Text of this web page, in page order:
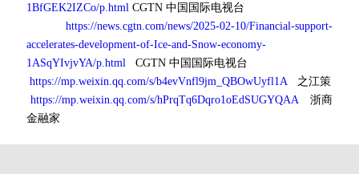
1BfGEK2IZCo/p.html CGTN 中国国际电视台
https://news.cgtn.com/news/2025-02-10/Financial-support-
accelerates-development-of-Ice-and-Snow-economy-
1ASqYIvjvYA/p.html
CGTN 中国国际电视台
https://mp.weixin.qq.com/s/b4evVnfl9jm_QBOwUyfl1A
之江策
https://mp.weixin.qq.com/s/hPrqTq6Dqro1oEdSUGYQAA
浙商
⾦融家